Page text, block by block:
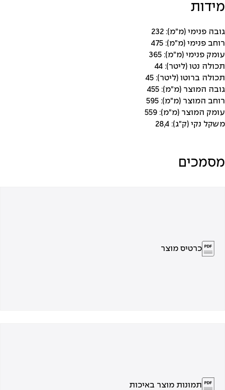
מידות
גובה פנימי (מ"מ): 232
רוחב פנימי (מ"מ): 475
עומק פנימי (מ"מ): 365
תכולה נטו (ליטר): 44
תכולה ברוטו (ליטר): 45
גובה המוצר (מ"מ): 455
רוחב המוצר (מ"מ): 595
עומק המוצר (מ"מ): 559
משקל נקי (ק"ג): 28,4
מסמכים
כרטיס מוצר
תמונות מוצר באיכות